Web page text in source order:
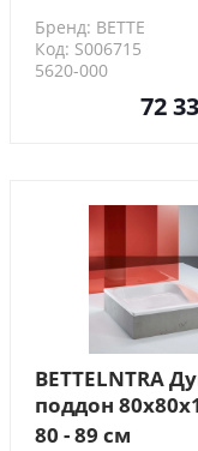
белый
Бренд: BETTE
Код: S006715
5620-000
72
BETTELNTRA
поддон
квадратный,
80 - 89 см